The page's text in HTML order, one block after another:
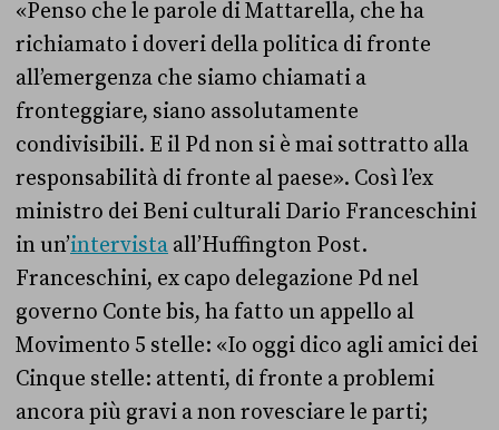
«Penso che le parole di Mattarella, che ha
richiamato i doveri della politica di fronte
all’emergenza che siamo chiamati a
fronteggiare, siano assolutamente
condivisibili. E il Pd non si è mai sottratto alla
responsabilità di fronte al paese». Così l’ex
ministro dei Beni culturali Dario Franceschini
in un’intervista all’Huffington Post.
Franceschini, ex capo delegazione Pd nel
governo Conte bis, ha fatto un appello al
Movimento 5 stelle: «Io oggi dico agli amici dei
Cinque stelle: attenti, di fronte a problemi
ancora più gravi a non rovesciare le parti;